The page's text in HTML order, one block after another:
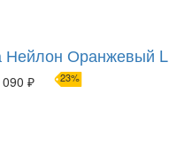
Нейлон Оранжевый L
₽ 23%